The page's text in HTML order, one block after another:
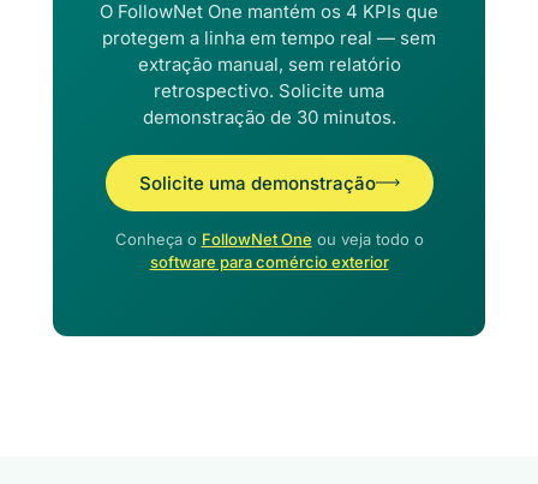
O FollowNet One mantém os 4 KPIs que
protegem a linha em tempo real — sem
extração manual, sem relatório
retrospectivo. Solicite uma
demonstração de 30 minutos.
Solicite uma demonstração
Conheça o FollowNet One ou veja todo o
software para comércio exterior